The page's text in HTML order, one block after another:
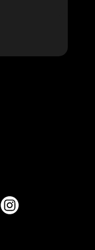
Instagram